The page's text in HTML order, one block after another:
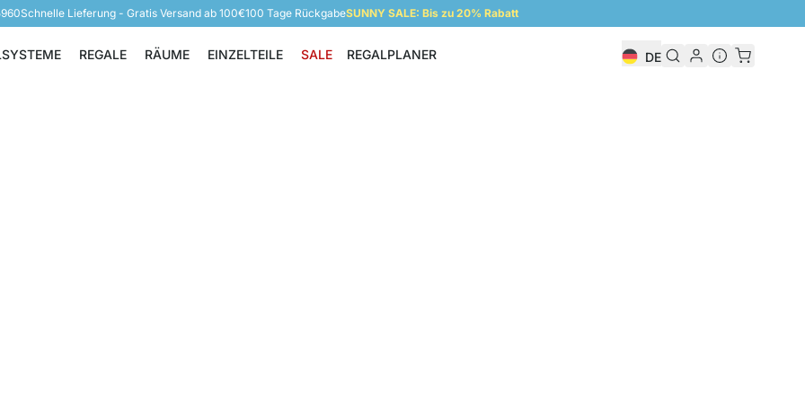
Schnelle Lieferung - Gratis Versand ab 100€100 Tage RückgabeSUNNY SALE: Bis zu 20% Rabatt
Regalsysteme
REGALE
Regale
RÄUME
Räume
EINZELTEILE
Einzelteile
SALE REGALPLANER DE